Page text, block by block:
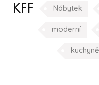
KFF Nábytek
moderní
kuchyně